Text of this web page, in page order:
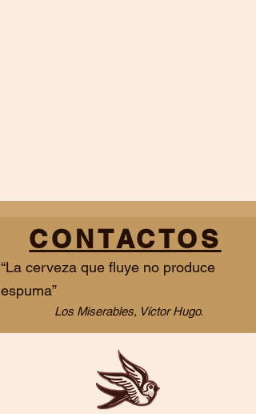
CONTACTOS
“La cerveza que fluye no produce
espuma”
Los Miserables, Víctor Hugo.